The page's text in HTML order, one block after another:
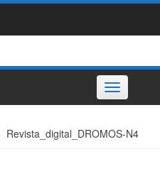
Toggle
navigation
Revista_digital_DROMOS-N4